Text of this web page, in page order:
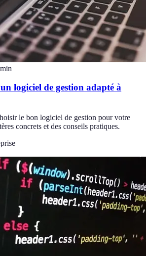
min
logiciel de gestion adapté à
le bon logiciel de gestion pour votre
concrets et des conseils pratiques.